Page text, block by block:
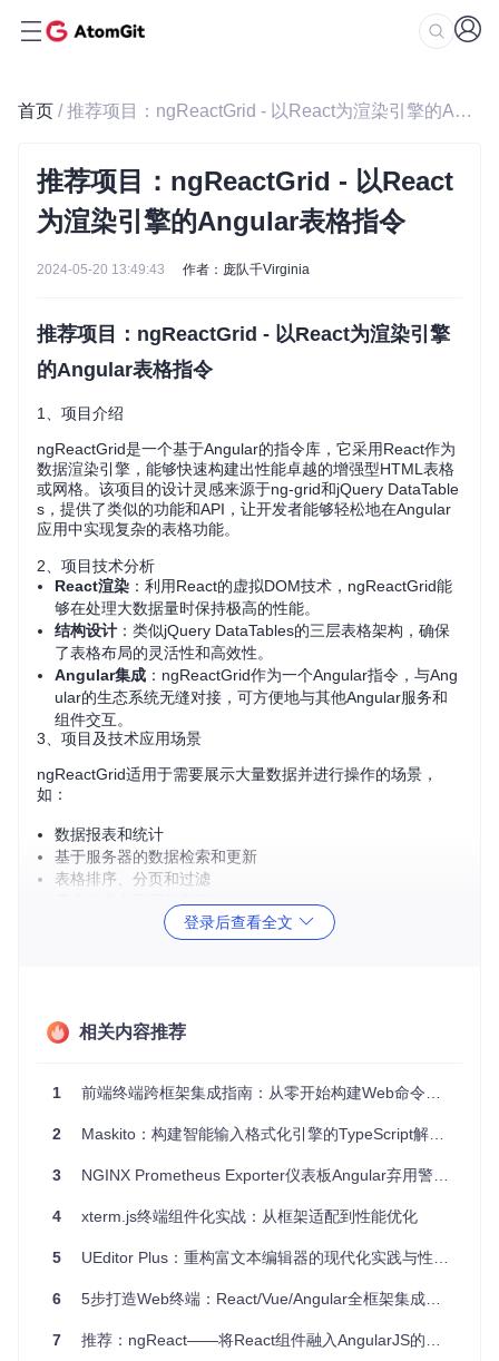
首页 / 推荐项目：ngReactGrid - 以React为渲染引擎的Angular表格指令
推荐项目：ngReactGrid - 以React
为渲染引擎的Angular表格指令
2024-05-20 13:49:43 作者：庞队千Virginia
推荐项目：ngReactGrid - 以React为渲染引擎
的Angular表格指令
1、项目介绍
ngReactGrid是一个基于Angular的指令库，它采用React作为
数据渲染引擎，能够快速构建出性能卓越的增强型HTML表格
或网格。该项目的设计灵感来源于ng-grid和jQuery DataTable
s，提供了类似的功能和API，让开发者能够轻松地在Angular
应用中实现复杂的表格功能。
2、项目技术分析
React渲染 ：利用React的虚拟DOM技术，ngReactGrid能
够在处理大数据量时保持极高的性能。
结构设计 ：类似jQuery DataTables的三层表格架构，确保
了表格布局的灵活性和高效性。
Angular集成 ：ngReactGrid作为一个Angular指令，与Ang
ular的生态系统无缝对接，可方便地与其他Angular服务和
组件交互。
3、项目及技术应用场景
ngReactGrid适用于需要展示大量数据并进行操作的场景，
如：
数据报表和统计
基于服务器的数据检索和更新
表格排序、分页和过滤
用户自定义列宽和高度
可选的复选框选择模式
4、项目特点
高性能：通过React的优化，即便在大数据量下也能保持流
丰富特性：内置固定表头、服务器端钩子、排序、分页、搜
索、水平滚动等功能，同时支持自定义单元格渲染。
易用性
：API设计与ng-grid相似，学习成本低，易于上手。
balius/react-grid项目中进行，将涵盖更多Angular版本和Kn
获取和使用
要使用ngReactGrid，只需通过Bower安装：
此外，项目还提供了一些示例代码和详细文档，帮助你更快地
登录后查看全文
相关内容推荐
1 前端终端跨框架集成指南：从零开始构建Web命令行界面
2 Maskito：构建智能输入格式化引擎的TypeScript解决方案
3 NGINX Prometheus Exporter仪表板Angular弃用警告分析与解决
4 xterm.js终端组件化实战：从框架适配到性能优化
5 UEditor Plus：重构富文本编辑器的现代化实践与性能优化指南
6 5步打造Web终端：React/Vue/Angular全框架集成指南
7 推荐：ngReact——将React组件融入AngularJS的完美方案